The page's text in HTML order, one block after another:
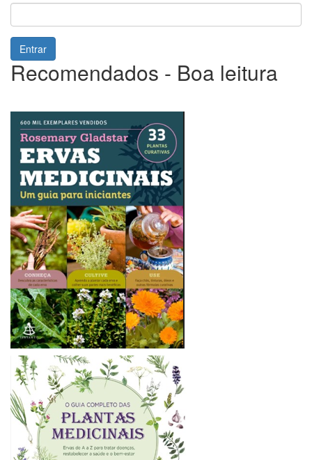
Entrar
Recomendados - Boa leitura